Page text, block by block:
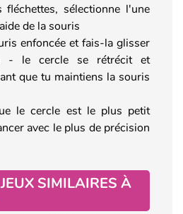
fléchettes, sélectionne l'une
de la souris
enfoncée et fais-la glisser
- le cercle se rétrécit et
que tu maintiens la souris
le cercle est le plus petit
avec le plus de précision
SIMILAIRES À